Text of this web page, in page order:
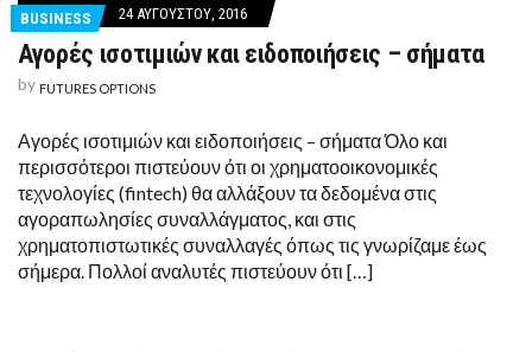
BUSINESS 24 ΑΥΓΟΎΣΤΟΥ, 2016
Αγορές ισοτιμιών και ειδοποιήσεις – σήματα
by FUTURES OPTIONS
Αγορές ισοτιμιών και ειδοποιήσεις – σήματα Όλο και
περισσότεροι πιστεύουν ότι οι χρηματοοικονομικές
τεχνολογίες (fintech) θα αλλάξουν τα δεδομένα στις
αγοραπωλησίες συναλλάγματος, και στις
χρηματοπιστωτικές συναλλαγές όπως τις γνωρίζαμε έως
σήμερα. Πολλοί αναλυτές πιστεύουν ότι […]